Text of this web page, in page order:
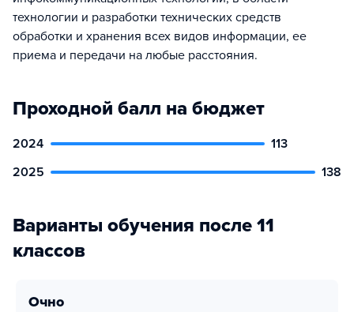
технологии и разработки технических средств
обработки и хранения всех видов информации, ее
приема и передачи на любые расстояния.
Проходной балл на бюджет
2024
113
2025
138
Варианты обучения после 11
классов
очно